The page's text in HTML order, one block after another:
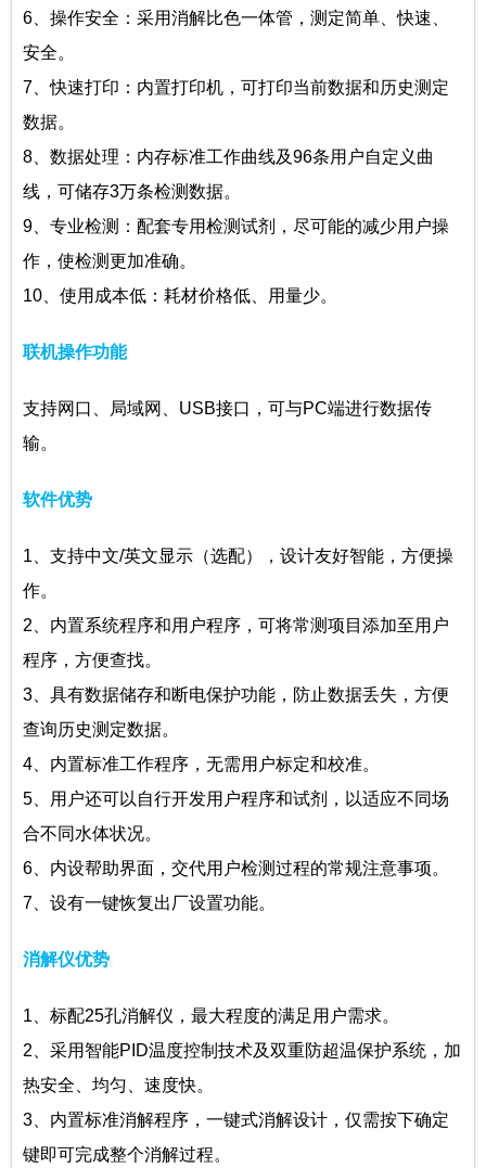
6、操作安全：采用消解比色一体管，测定简单、快速、
安全。
7、快速打印：内置打印机，可打印当前数据和历史测定
数据。
8、数据处理：内存标准工作曲线及96条用户自定义曲
线，可储存3万条检测数据。
9、专业检测：配套专用检测试剂，尽可能的减少用户操
作，使检测更加准确。
10、使用成本低：耗材价格低、用量少。
联机操作功能
支持网口、局域网、USB接口，可与PC端进行数据传
输。
软件优势
1、支持中文/英文显示（选配），设计友好智能，方便操
作。
2、内置系统程序和用户程序，可将常测项目添加至用户
程序，方便查找。
3、具有数据储存和断电保护功能，防止数据丢失，方便
查询历史测定数据。
4、内置标准工作程序，无需用户标定和校准。
5、用户还可以自行开发用户程序和试剂，以适应不同场
合不同水体状况。
6、内设帮助界面，交代用户检测过程的常规注意事项。
7、设有一键恢复出厂设置功能。
消解仪优势
1、标配25孔消解仪，最大程度的满足用户需求。
2、采用智能PID温度控制技术及双重防超温保护系统，加
热安全、均匀、速度快。
3、内置标准消解程序，一键式消解设计，仅需按下确定
键即可完成整个消解过程。